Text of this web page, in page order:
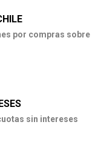
por compras sobre
sin intereses